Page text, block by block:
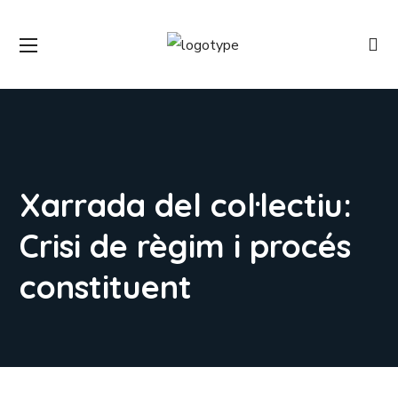
Xarrada del col·lectiu:
Crisi de règim i procés
constituent